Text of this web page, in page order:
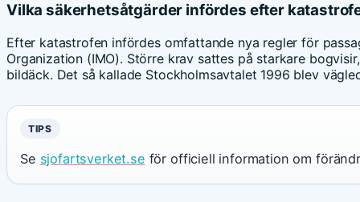
Vilka säkerhetsåtgärder infördes efter
Efter katastrofen infördes omfattande nya regler för
Organization (IMO). Större krav sattes på starkare
bildäck. Det så kallade Stockholmsavtalet 1996 blev
TIPS
Se sjofartsverket.se för officiell information om